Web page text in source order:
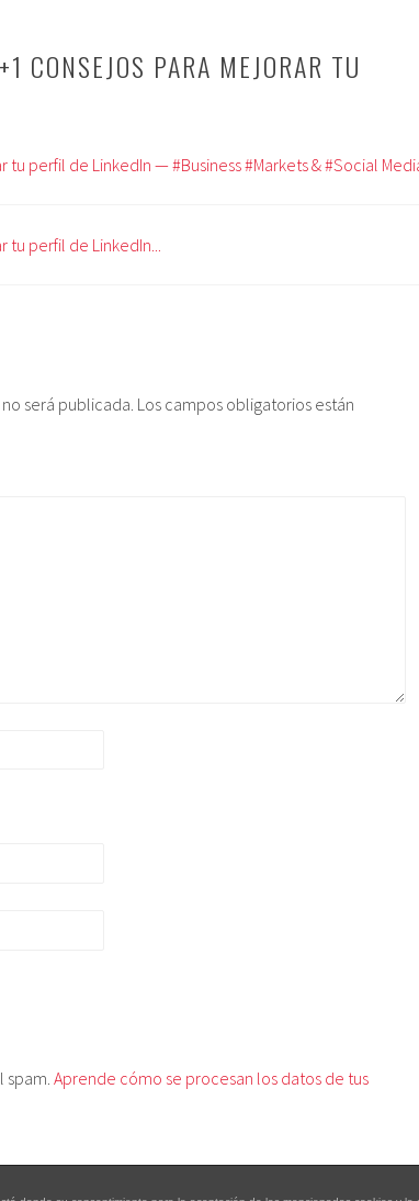
CONSEJOS PARA MEJORAR TU
tu perfil de LinkedIn — #Business #Markets & #Social
tu perfil de LinkedIn...
será publicada. Los campos obligatorios están
Aprende cómo se procesan los datos de tus